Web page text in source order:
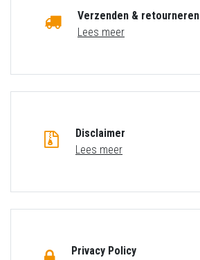
Verzenden & retourneren
Lees meer
Disclaimer
Lees meer
Privacy Policy